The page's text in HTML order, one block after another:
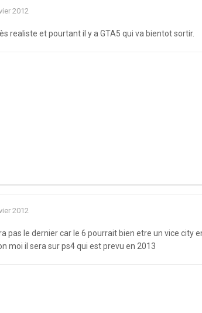
2012
realiste et pourtant il y a GTA5 qui va bientot sortir.
2012
pas le dernier car le 6 pourrait bien etre un vice city
moi il sera sur ps4 qui est prevu en 2013